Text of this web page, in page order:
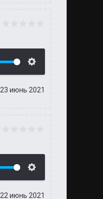
23 июнь 2021
22 июнь 2021